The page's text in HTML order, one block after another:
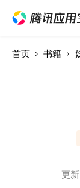
首页 书籍
更